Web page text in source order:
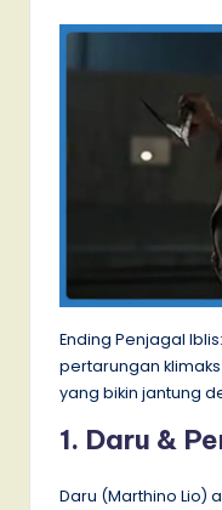
Ending Penjagal
pertarungan
yang bikin jantung
1. Daru &
Daru (Marthino Lio)